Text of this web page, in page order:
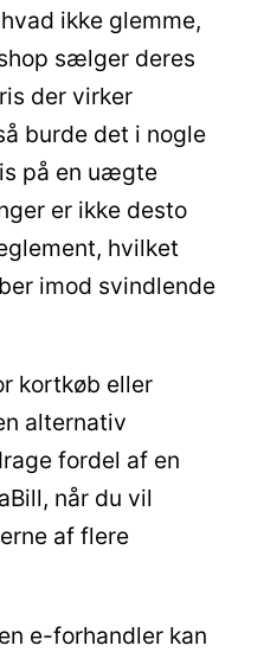
ikke glemme,
sælger deres
der virker
burde det i nogle
på en uægte
er ikke desto
hvilket
imod svindlende
kortkøb eller
alternativ
fordel af en
når du vil
af flere
e-forhandler kan